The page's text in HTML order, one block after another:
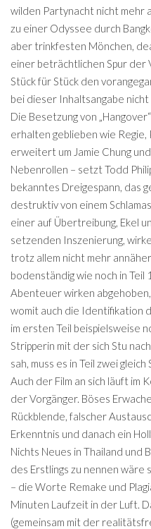
wilden Partynacht nicht mehr
zu einer Odyssee durch
aber trinkfesten Mönchen,
einer beträchtlichen Spur der
Stück für Stück den
bei dieser Inhaltsangabe nicht
Die Besetzung von
erhalten geblieben wie Regie,
erweitert um Jamie Chung
Nebenrollen – setzt Todd
bekanntes Dreigespann, das
destruktiv von einem
einer auf Übertreibung, Ekel
setzenden Inszenierung,
trotz allem nicht mehr
bodenständig wie noch in Teil
Abenteuer wirken
womit auch die Identifikation
im ersten Teil beispielsweise
Stripperin mit der sich Stu
sah, muss es in Teil zwei
Auch der Film an sich läuft im
der Vorgänger. Böses
Rückblende, falscher
Erkenntnis und danach ein
Nichts Neues in Thailand und
des Erstlings zu nennen
– die Worte Remake und
Minuten Laufzeit in der Luft.
(gemeinsam mit der